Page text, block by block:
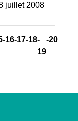
juillet 2008
-16-17-18-
19
-20